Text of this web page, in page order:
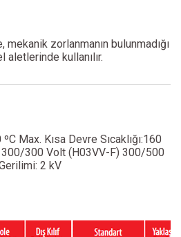
zorlanmanın bulunmadığı
kullanılır.
Max. Kısa Devre Sıcaklığı:160
300/300 Volt (H03VV-F) 300/500
2 kV